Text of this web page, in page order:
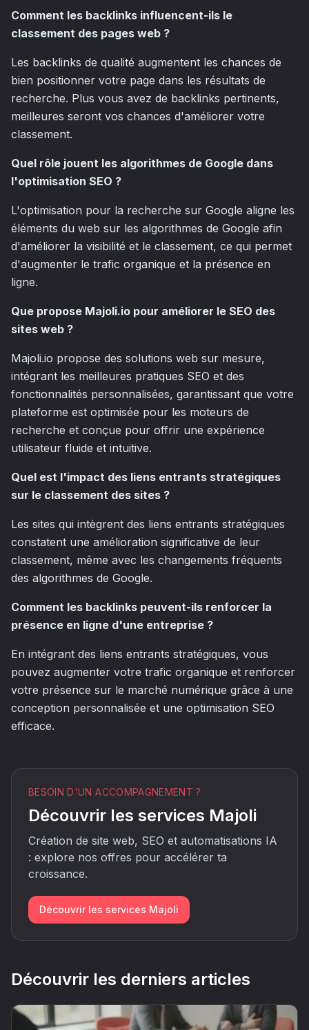
Comment les backlinks influencent-ils le
classement des pages web ?
Les backlinks de qualité augmentent les chances de
bien positionner votre page dans les résultats de
recherche. Plus vous avez de backlinks pertinents,
meilleures seront vos chances d'améliorer votre
classement.
Quel rôle jouent les algorithmes de Google dans
l'optimisation SEO ?
L'optimisation pour la recherche sur Google aligne les
éléments du web sur les algorithmes de Google afin
d'améliorer la visibilité et le classement, ce qui permet
d'augmenter le trafic organique et la présence en
ligne.
Que propose Majoli.io pour améliorer le SEO des
sites web ?
Majoli.io propose des solutions web sur mesure,
intégrant les meilleures pratiques SEO et des
fonctionnalités personnalisées, garantissant que votre
plateforme est optimisée pour les moteurs de
recherche et conçue pour offrir une expérience
utilisateur fluide et intuitive.
Quel est l'impact des liens entrants stratégiques
sur le classement des sites ?
Les sites qui intègrent des liens entrants stratégiques
constatent une amélioration significative de leur
classement, même avec les changements fréquents
des algorithmes de Google.
Comment les backlinks peuvent-ils renforcer la
présence en ligne d'une entreprise ?
En intégrant des liens entrants stratégiques, vous
pouvez augmenter votre trafic organique et renforcer
votre présence sur le marché numérique grâce à une
conception personnalisée et une optimisation SEO
efficace.
BESOIN D'UN ACCOMPAGNEMENT ?
Découvrir les services Majoli
Création de site web, SEO et automatisations IA
: explore nos offres pour accélérer ta
croissance.
Découvrir les services Majoli
Découvrir les derniers articles